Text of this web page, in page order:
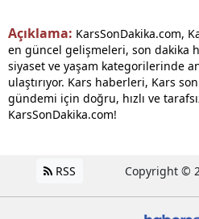
Açıklama: KarsSonDakika.com,
en güncel gelişmeleri, son dakika
siyaset ve yaşam kategorilerinde
ulaştırıyor. Kars haberleri, Kars
gündemi için doğru, hızlı ve
KarsSonDakika.com!
RSS Copyright ©